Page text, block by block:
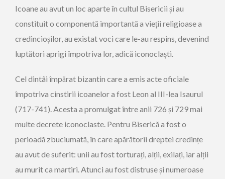
Icoane au avut un loc aparte în cultul Bisericii și au
constituit o componentă importantă a vieții religioase a
credincioșilor, au existat voci care le-au respins, devenind
luptători aprigi împotriva lor, adică iconoclaști.
Cel dintâi împărat bizantin care a emis acte oficiale
împotriva cinstirii icoanelor a fost Leon al III-lea Isaurul
(717-741). Acesta a promulgat între anii 726 și 729 mai
multe decrete iconoclaste. Pentru Biserică a fost o
perioadă zbuciumată, în care apărătorii dreptei credințe
au avut de suferit: unii au fost torturați, alții, exilați, iar alții
au murit ca martiri. Atunci au fost distruse și ­numeroase